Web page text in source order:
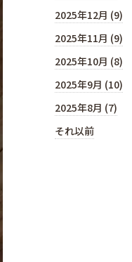
2025年12月 (9)
2025年11月 (9)
2025年10月 (8)
2025年9月 (10)
2025年8月 (7)
それ以前